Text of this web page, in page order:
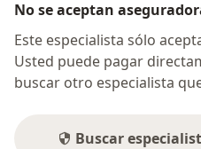
No se aceptan
Este especialista sólo
Usted puede pagar
buscar otro especialista
Buscar